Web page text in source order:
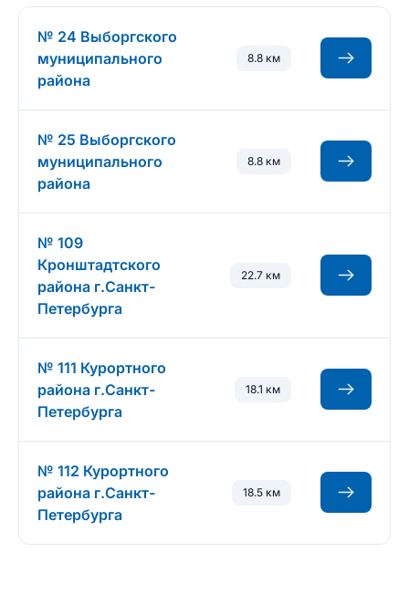
№ 24 Выборгского
муниципального
района
8.8 км
№ 25 Выборгского
муниципального
района
8.8 км
№ 109
Кронштадтского
района г.Санкт-
Петербурга
22.7 км
№ 111 Курортного
района г.Санкт-
Петербурга
18.1 км
№ 112 Курортного
района г.Санкт-
Петербурга
18.5 км